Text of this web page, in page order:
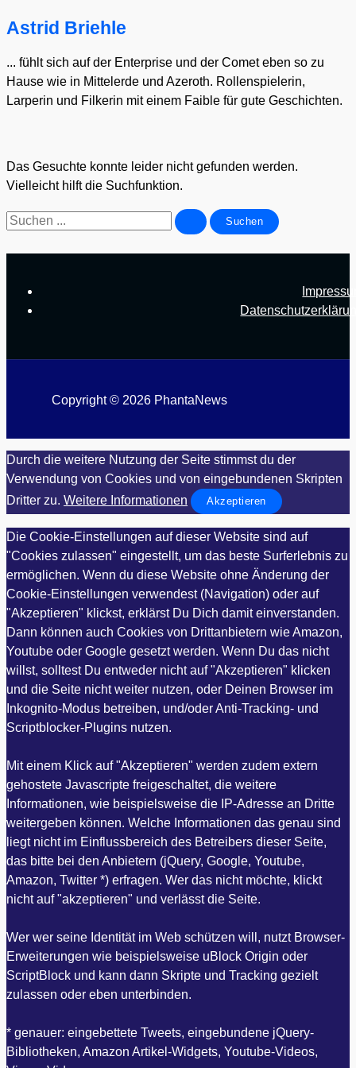
Astrid Briehle
... fühlt sich auf der Enterprise und der Comet eben so zu
Hause wie in Mittelerde und Azeroth. Rollenspielerin,
Larperin und Filkerin mit einem Faible für gute Geschichten.
Das Gesuchte konnte leider nicht gefunden werden.
Vielleicht hilft die Suchfunktion.
Suchen
Copyright © 2026 PhantaNews
Durch die weitere Nutzung der Seite stimmst du der
Verwendung von Cookies und von eingebundenen Skripten
Dritter zu. Weitere Informationen Akzeptieren
Die Cookie-Einstellungen auf dieser Website sind auf
"Cookies zulassen" eingestellt, um das beste Surferlebnis zu
ermöglichen. Wenn du diese Website ohne Änderung der
Cookie-Einstellungen verwendest (Navigation) oder auf
"Akzeptieren" klickst, erklärst Du Dich damit einverstanden.
Dann können auch Cookies von Drittanbietern wie Amazon,
Youtube oder Google gesetzt werden. Wenn Du das nicht
willst, solltest Du entweder nicht auf "Akzeptieren" klicken
und die Seite nicht weiter nutzen, oder Deinen Browser im
Inkognito-Modus betreiben, und/oder Anti-Tracking- und
Scriptblocker-Plugins nutzen.
Mit einem Klick auf "Akzeptieren" werden zudem extern
gehostete Javascripte freigeschaltet, die weitere
Informationen, wie beispielsweise die IP-Adresse an Dritte
weitergeben können. Welche Informationen das genau sind
liegt nicht im Einflussbereich des Betreibers dieser Seite,
das bitte bei den Anbietern (jQuery, Google, Youtube,
Amazon, Twitter *) erfragen. Wer das nicht möchte, klickt
nicht auf "akzeptieren" und verlässt die Seite.
Wer wer seine Identität im Web schützen will, nutzt Browser-
Erweiterungen wie beispielsweise uBlock Origin oder
ScriptBlock und kann dann Skripte und Tracking gezielt
zulassen oder eben unterbinden.
* genauer: eingebettete Tweets, eingebundene jQuery-
Bibliotheken, Amazon Artikel-Widgets, Youtube-Videos,